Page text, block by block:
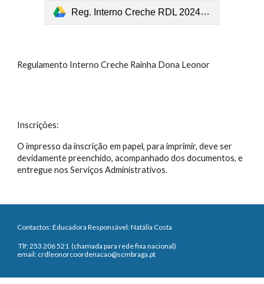
Reg. Interno Creche RDL 2024_final.pdf
Regulamento Interno Creche Rainha Dona Leonor
Inscrições:
O impresso da inscrição em papel, para imprimir, deve ser
devidamente preenchido, acompanhado dos documentos, e
entregue nos Serviços Administrativos.
Contactos: Educadora Responsável:Natália Costa
Tlf: 253 206 521 (chamada para rede fixa nacional)
email: crdleonorcoordenacao@scmbraga.pt